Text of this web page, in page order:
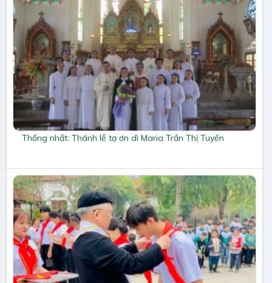
Thống nhất: Thánh lễ tạ ơn dì Maria Trần Thị Tuyến